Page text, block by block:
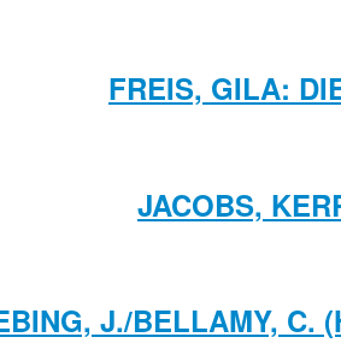
FREIS, GILA:
JACOBS,
J./BELLAMY, C.